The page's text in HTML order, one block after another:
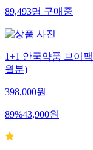
89,493명구매중
1+1 안국약품 브이
월분)
398,000원
89%43,900원